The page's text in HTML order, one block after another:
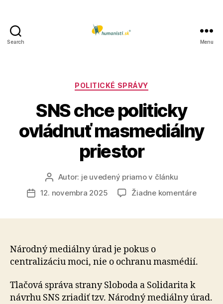
Search Menu
Kategórie
POLITICKÉ SPRÁVY
SNS chce politicky
ovládnuť masmediálny
priestor
AutorAutor: je uvedený priamo v článku
Dátum
12. novembra 2025 Žiadne komentárena
Národný mediálny úrad je pokus o
centralizáciu moci, nie o ochranu masmédií.
Tlačová správa strany Sloboda a Solidarita k
návrhu SNS zriadiť tzv. Národný mediálny úrad.